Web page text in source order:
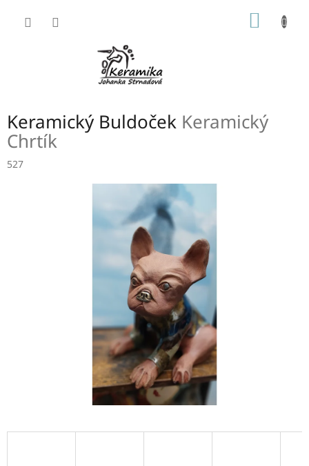
Keramický Buldoček Keramický
Chrtík
527